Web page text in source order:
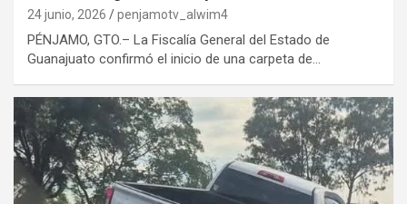
24 junio, 2026 penjamotv_alwim4
PÉNJAMO, GTO.– La Fiscalía General del Estado de
Guanajuato confirmó el inicio de una carpeta de…